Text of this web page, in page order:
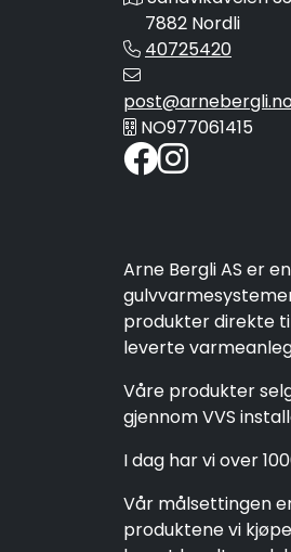
7882 Nordli
40725420
NO977061415
Arne Bergli AS er
produkter direkte
leverte
Våre produkter
gjennom VVS
I dag har vi over
Vår målsettingen
produktene vi